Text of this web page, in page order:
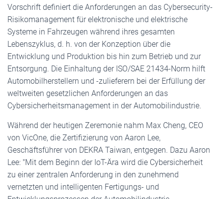
Vorschrift definiert die Anforderungen an das Cybersecurity-
Risikomanagement für elektronische und elektrische
Systeme in Fahrzeugen während ihres gesamten
Lebenszyklus, d. h. von der Konzeption über die
Entwicklung und Produktion bis hin zum Betrieb und zur
Entsorgung. Die Einhaltung der ISO/SAE 21434-Norm hilft
Automobilherstellern und -zulieferern bei der Erfüllung der
weltweiten gesetzlichen Anforderungen an das
Cybersicherheitsmanagement in der Automobilindustrie.
Während der heutigen Zeremonie nahm Max Cheng, CEO
von VicOne, die Zertifizierung von Aaron Lee,
Geschäftsführer von DEKRA Taiwan, entgegen. Dazu Aaron
Lee: "Mit dem Beginn der IoT-Ära wird die Cybersicherheit
zu einer zentralen Anforderung in den zunehmend
vernetzten und intelligenten Fertigungs- und